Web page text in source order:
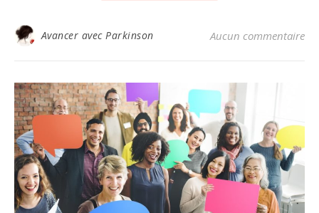
Avancer avec Parkinson Aucun commentaire